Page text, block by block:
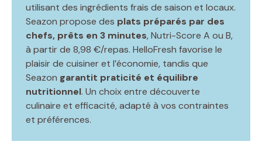
utilisant des ingrédients frais de saison et locaux.
Seazon propose des plats préparés par des
chefs, prêts en 3 minutes, Nutri-Score A ou B,
à partir de 8,98 €/repas. HelloFresh favorise le
plaisir de cuisiner et l’économie, tandis que
Seazon garantit praticité et équilibre
nutritionnel. Un choix entre découverte
culinaire et efficacité, adapté à vos contraintes
et préférences.